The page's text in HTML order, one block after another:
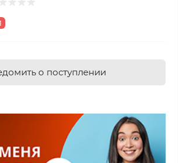
о поступлении